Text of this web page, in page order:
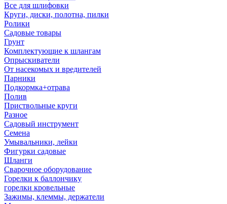
Все для шлифовки
Круги, диски, полотна, пилки
Ролики
Садовые товары
Грунт
Комплектующие к шлангам
Опрыскиватели
От насекомых и вредителей
Парники
Подкормка+отрава
Полив
Приствольные круги
Разное
Садовый инструмент
Семена
Умывальники, лейки
Фигурки садовые
Шланги
Сварочное оборудование
Горелки к баллончику
горелки кровельные
Зажимы, клеммы, держатели